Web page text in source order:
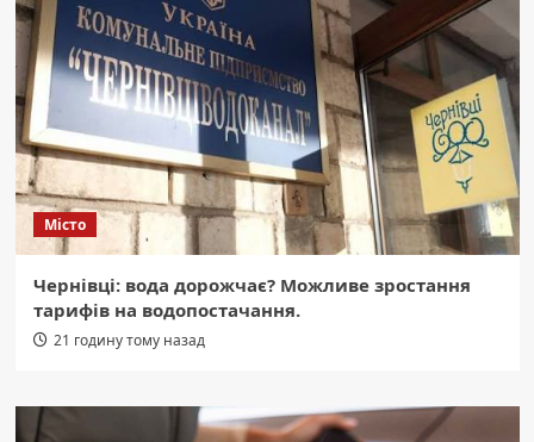
Місто
Чернівці: вода дорожчає? Можливе зростання
тарифів на водопостачання.
21 годину тому назад